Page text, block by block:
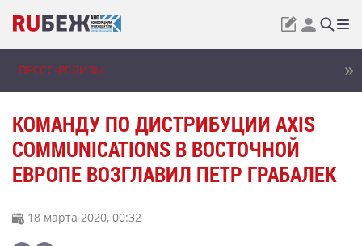
ПРЕСС-РЕЛИЗЫ
КОМАНДУ ПО ДИСТРИБУЦИИ AXIS
COMMUNICATIONS В ВОСТОЧНОЙ
ЕВРОПЕ ВОЗГЛАВИЛ ПЕТР ГРАБАЛЕК
18 марта 2020, 00:32